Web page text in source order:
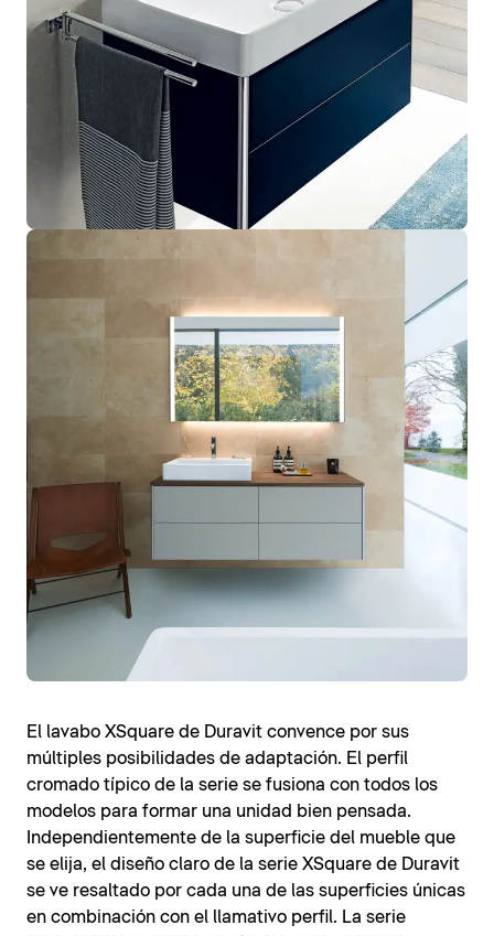
El lavabo XSquare de Duravit convence por sus
múltiples posibilidades de adaptación. El perfil
cromado típico de la serie se fusiona con todos los
modelos para formar una unidad bien pensada.
Independientemente de la superficie del mueble que
se elija, el diseño claro de la serie XSquare de Duravit
se ve resaltado por cada una de las superficies únicas
en combinación con el llamativo perfil. La serie